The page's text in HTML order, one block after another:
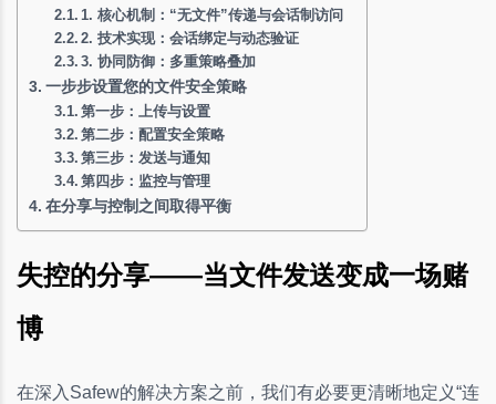
1. 核心机制：“无文件”传递与会话制访问
2. 技术实现：会话绑定与动态验证
3. 协同防御：多重策略叠加
一步步设置您的文件安全策略
第一步：上传与设置
第二步：配置安全策略
第三步：发送与通知
第四步：监控与管理
在分享与控制之间取得平衡
失控的分享——当文件发送变成一场赌
博
在深入Safew的解决方案之前，我们有必要更清晰地定义“连